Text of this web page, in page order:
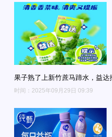
果子熟了上新竹蔗马蹄水，益达
时间：2025年09月29日 09:39